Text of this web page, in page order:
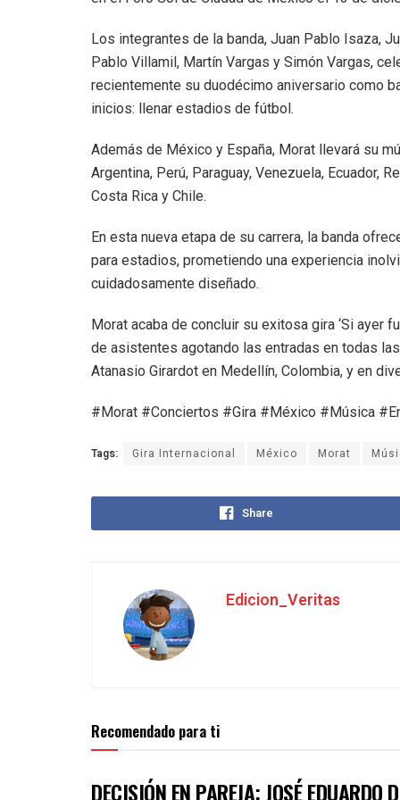
Los integrantes de la banda, Juan Pablo Isaza,
Pablo Villamil, Martín Vargas y Simón Vargas,
recientemente su duodécimo aniversario como
inicios: llenar estadios de fútbol.
Además de México y España, Morat llevará su
Argentina, Perú, Paraguay, Venezuela, Ecuador,
Costa Rica y Chile.
En esta nueva etapa de su carrera, la banda
para estadios, prometiendo una experiencia
cuidadosamente diseñado.
Morat acaba de concluir su exitosa gira ‘Si ayer
de asistentes agotando las entradas en todas
Atanasio Girardot en Medellín, Colombia, y en
#Morat #Conciertos #Gira #México #Música
Tags: Gira Internacional México Morat
Share
Edicion_Veritas
Recomendado para ti
DECISIÓN EN PAREJA: JOSÉ EDUARDO